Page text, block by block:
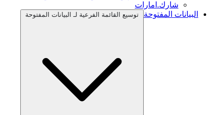
شارك.امارات
البيانات المفتوحة
توسيع القائمة الفرعية لـ البيانات المفتوحة